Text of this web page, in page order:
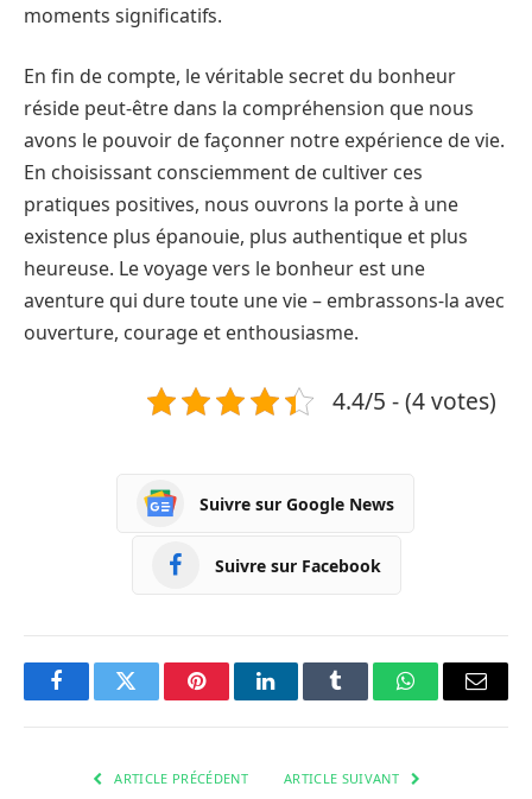
moments significatifs.
En fin de compte, le véritable secret du bonheur
réside peut-être dans la compréhension que nous
avons le pouvoir de façonner notre expérience de vie.
En choisissant consciemment de cultiver ces
pratiques positives, nous ouvrons la porte à une
existence plus épanouie, plus authentique et plus
heureuse. Le voyage vers le bonheur est une
aventure qui dure toute une vie – embrassons-la avec
ouverture, courage et enthousiasme.
4.4/5 - (4 votes)
Suivre sur Google News
Suivre sur Facebook
FacebookTwitter PinterestLinkedInTumblr WhatsApp
ARTICLE PRÉCÉDENT ARTICLE SUIVANT